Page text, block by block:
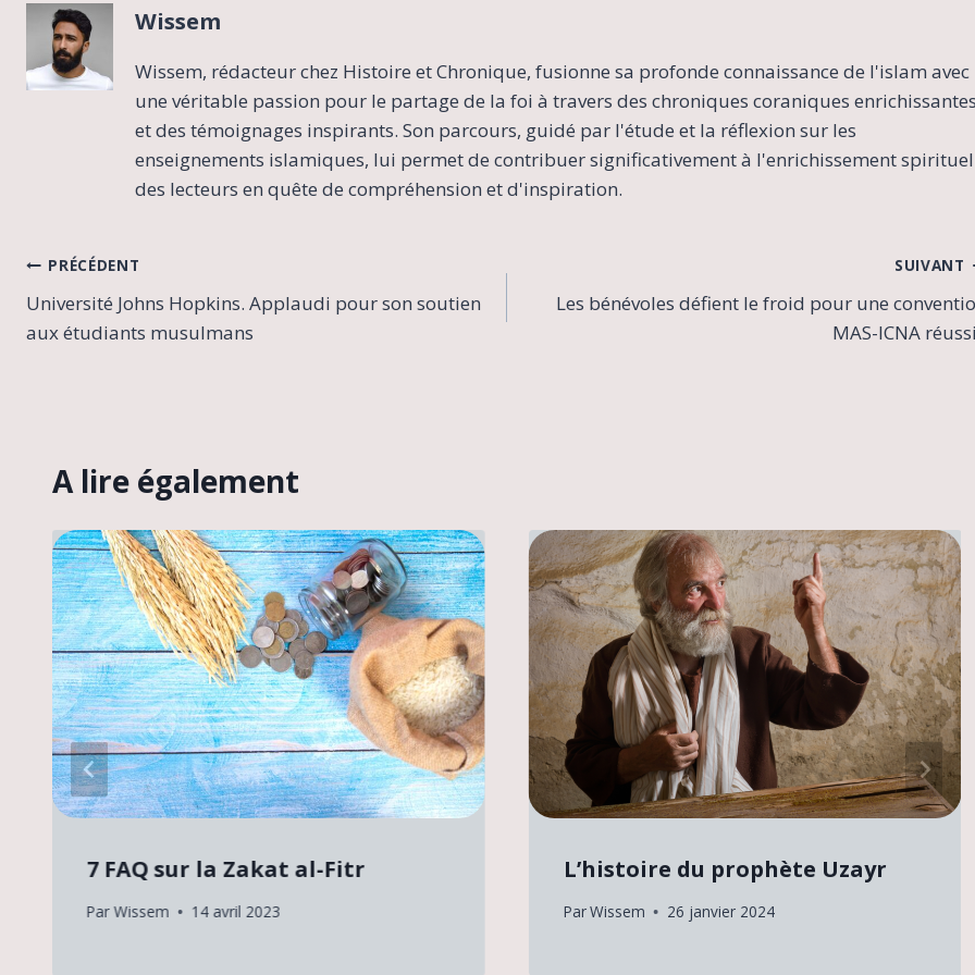
Wissem
Wissem, rédacteur chez Histoire et Chronique, fusionne sa profonde connaissance de l'islam avec
une véritable passion pour le partage de la foi à travers des chroniques coraniques enrichissantes
et des témoignages inspirants. Son parcours, guidé par l'étude et la réflexion sur les
enseignements islamiques, lui permet de contribuer significativement à l'enrichissement spirituel
des lecteurs en quête de compréhension et d'inspiration.
Navigation
de
PRÉCÉDENT
Université Johns Hopkins. Applaudi pour son soutien
aux étudiants musulmans
SUIVANT
Les bénévoles défient le froid pour une
MAS-ICNA
A lire également
7 FAQ sur la Zakat al-Fitr
ParWissem 14 avril 2023
Lʼhistoire du prophète Uzayr
ParWissem 26 janvier 2024